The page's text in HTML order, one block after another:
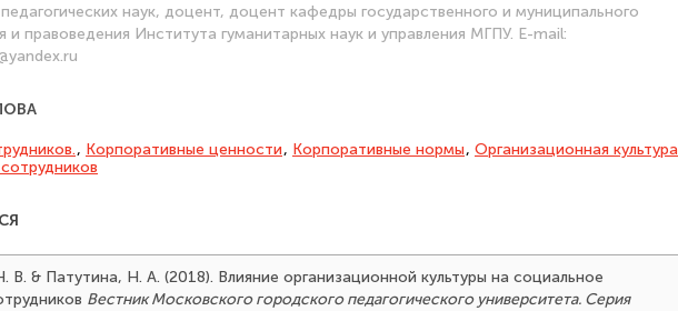
наук, доцент, доцент кафедры государственного и муниципального
и правоведения Института гуманитарных наук и управления МГПУ. E-mail:
, Корпо­ративные ценности, Корпоративные нормы, Организационная культура
В. & Патутина, Н. А. (2018). Влияние организационной культуры на социальное
Вестник Московского городского педагогического университета. Серия